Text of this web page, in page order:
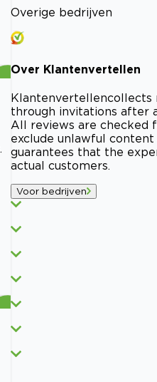
Overige bedrijven
Over Klantenvertellen
Klantenvertellencollects
through invitations after
All reviews are checked
exclude unlawful content
guarantees that the
actual customers.
Voor bedrijven